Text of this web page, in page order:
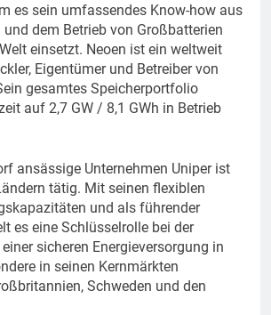
es sein umfassendes Know-how aus
dem Betrieb von Großbatterien
einsetzt. Neoen ist ein weltweit
Eigentümer und Betreiber von
gesamtes Speicherportfolio
auf 2,7 GW / 8,1 GWh in Betrieb
ansässige Unternehmen Uniper ist
tätig. Mit seinen flexiblen
und als führender
es eine Schlüsselrolle bei der
sicheren Energieversorgung in
in seinen Kernmärkten
Schweden und den